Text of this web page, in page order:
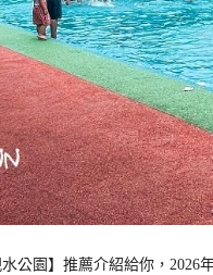
公園】推薦介紹給你，